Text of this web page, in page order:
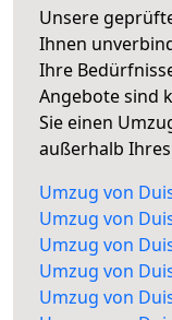
Unsere
Ihnen
Ihre
Angebote sind
Sie einen
außerhalb
Umzug von
Umzug von
Umzug von
Umzug von
Umzug von